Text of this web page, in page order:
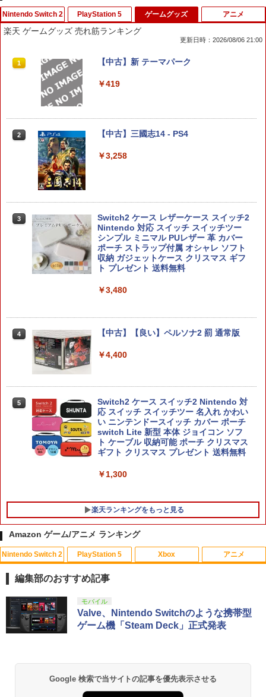
Nintendo Switch 2
1
任天堂 【Switch2】ゼノブレイド ディフ
witch 2 Edition [NXS-P-AUBQB NSW2
￥6,910
ヨッシーとフカシギの図鑑
￥7,021
ン レイダース(メッシュトートバッグ
￥7,480
Nintendo Switch 2 ドンキーコング バ
ナンザ スイッチ2 ゲームソフト 新品 ゲ
ーム パッケージ版
￥7,535
PlayStation 5
1
【中古】ワンス・アポン・ア・塊魂ソフ
ョン・ゲーム
蝶〜 REMAKE [PS5版]
【新品】PS5ソフト REANIMAL【広田
店】
￥3,480
5
＼10%OFFクーポン／PS5 slim スタン
ド PS5 縦置き 冷却 スタンド PS5コント
ローラー充電 2台同時充電 3段階冷却 PS
5ディスク-デジタル兼用 冷却ファン 充
電指示ランプ付 RGBライト 収納 多機能
USBケーブル付
￥3,780
ゲームグッズ
楽天 ゲームグッズ 売れ筋ランキング
更新日時：2026/08/06 21:00
1 【中古】新 テーマパーク
￥419
2 【中古】三國志14 - PS4
￥3,258
3
Switch2 ケース レザーケース スイッチ2
Nintendo 対応 スイッチ スイッチツー
シンプル ミニマル PUレザー 革 カバー
ポーチ ストラップ付属 オシャレ ソフト
収納 ガジェットケース クリスマス ギフ
ト プレゼント 送料無料
￥3,480
4 【中古】【良い】ペルソナ2 罰 通常版
￥4,400
5
Switch2 ケース スイッチ2 Nintendo 対
応 スイッチ スイッチツー 名入れ かわい
い ニンテンドースイッチ カバー ポーチ
switch Lite 新型 本体 ジョイコン ソフ
ト ケーブル 収納可能 ポーチ クリスマス
ギフト クリスマス プレゼント 送料無料
￥1,300
楽天ランキングをもっと見る
アニメ
1
【中古】【Blu−ray】ヤマノススメ 新
特装版 / 山本裕介【監督】
￥1,090
Amazon ゲーム/アニメ ランキング
Nintendo Switch 2
1
スプラトゥーン レイダース|オンライン
コード版
スプラトゥーン レイダース -Switch2
PlayStation 5
1
PlayStation 5 デジタル・エディション
日本語専用 Console Language: Japan
ese only (CFI-2200B01)
Xbox
1
【純正品】Xbox ワイヤレス コントロー
ラー + USB-C® ケーブル
Xbox プリペイドカード 5,000円 デジタ
アニメ
1
劇場版「鬼滅の刃」無限城編 第一章 猗
窩座再来 通常版 [Blu-ray]
劇場版「鬼滅の刃」無限城編 第一章 猗
編集部のおすすめ記事
モバイル
Valve、Nintendo Switchのような携帯型
ゲーム機「Steam Deck」正式発表
Google 検索で当サイトの記事を優先表示させる